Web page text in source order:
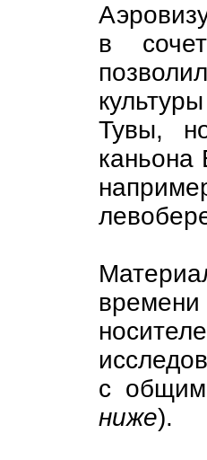
в
Тувы,
каньона
времени
с
ниже).